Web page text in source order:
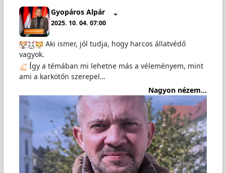
Gyopáros Alpár
2025. 10. 04. 07:00
Aki ismer, jól tudja, hogy harcos állatvédő
vagyok.
Így a témában mi lehetne más a véleményem, mint
ami a karkötőn szerepel…
Nagyon nézem...